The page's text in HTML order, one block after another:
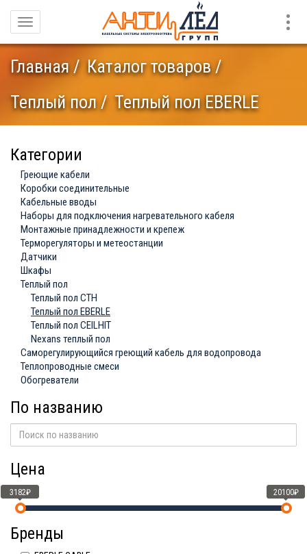
Навигация
Главная
Каталог товаров
Теплый пол
Теплый пол EBERLE
Категории
Греющие кабели
Коробки соединительные
Кабельные вводы
Наборы для подключения нагревательного кабеля
Монтажные принадлежности и крепеж
Терморегуляторы и метеостанции
Датчики
Шкафы
Теплый пол
Теплый пол СТН
Теплый пол EBERLE
Теплый пол CEILHIT
Nexans теплый пол
Саморегулирующийся греющий кабель для водопровода
Теплопроводные смеси
Обогреватели
По названию
Цена
3182₽ 20100₽
Бренды